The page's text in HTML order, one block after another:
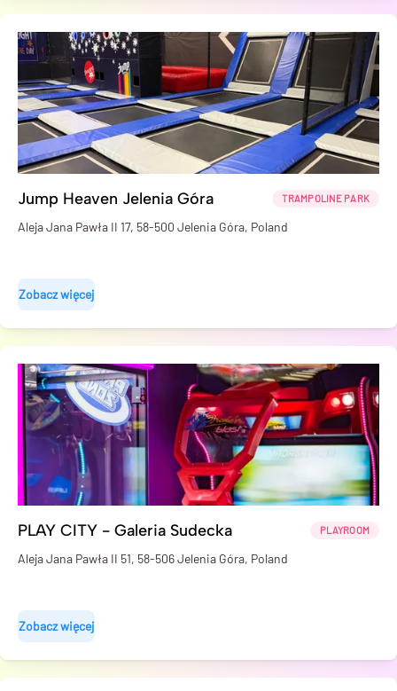
Jump Heaven Jelenia Góra TRAMPOLINE PARK
Aleja Jana Pawła II 17, 58-500 Jelenia Góra, Poland
Zobacz więcej
PLAY CITY - Galeria Sudecka PLAYROOM
Aleja Jana Pawła II 51, 58-506 Jelenia Góra, Poland
Zobacz więcej